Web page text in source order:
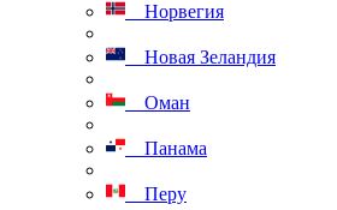
Норвегия
Новая Зеландия
Оман
Панама
Перу